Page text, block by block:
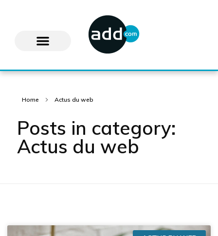
Home Actus du web
Posts in category:
Actus du web